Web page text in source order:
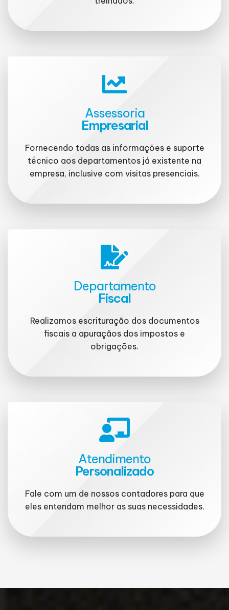
Assessoria
Empresarial
Fornecendo todas as informações e suporte
técnico aos departamentos já existente na
empresa, inclusive com visitas presenciais.
Departamento
Fiscal
Realizamos escrituração dos documentos
fiscais a apuraçãos dos impostos e
obrigações.
Atendimento
Personalizado
Fale com um de nossos contadores para que
eles entendam melhor as suas necessidades.